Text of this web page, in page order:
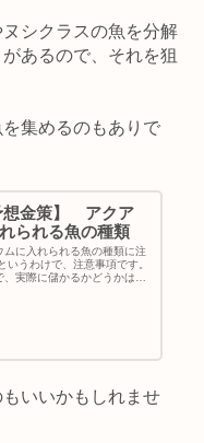
シクラスの魚を分解
あるので、それを狙
集めるのもありで
想金策】 アクア
られる魚の種類
ムに入れられる魚の種類に注
いうわけで、注意事項です。
実際に儲かるかどうかは分
いいかもしれませ